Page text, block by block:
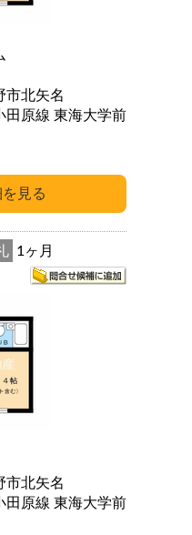
市北矢名
田原線 東海大学前
1ヶ月
市北矢名
田原線 東海大学前